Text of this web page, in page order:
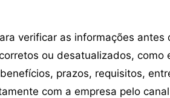
verificar as informações antes
ou desatualizados, como
prazos, requisitos,
com a empresa pelo